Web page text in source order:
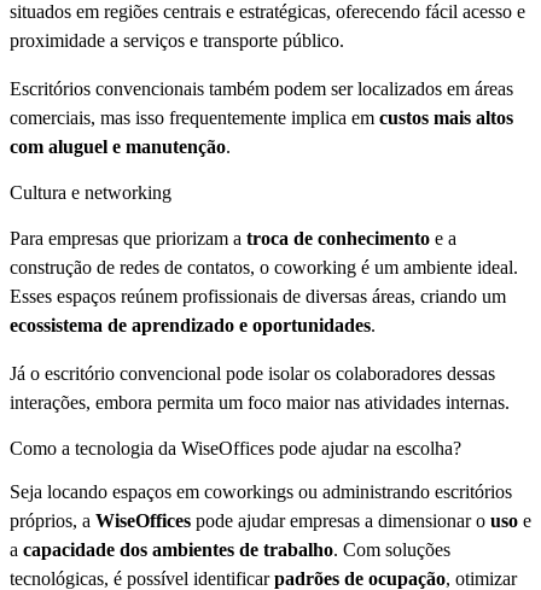
situados em regiões centrais e estratégicas, oferecendo fácil acesso e
proximidade a serviços e transporte público.
Escritórios convencionais também podem ser localizados em áreas
comerciais, mas isso frequentemente implica em custos mais altos
com aluguel e manutenção.
Cultura e networking
Para empresas que priorizam a troca de conhecimento e a
construção de redes de contatos, o coworking é um ambiente ideal.
Esses espaços reúnem profissionais de diversas áreas, criando um
ecossistema de aprendizado e oportunidades.
Já o escritório convencional pode isolar os colaboradores dessas
interações, embora permita um foco maior nas atividades internas.
Como a tecnologia da WiseOffices pode ajudar na escolha?
Seja locando espaços em coworkings ou administrando escritórios
próprios, a WiseOffices pode ajudar empresas a dimensionar o uso e
a capacidade dos ambientes de trabalho. Com soluções
tecnológicas, é possível identificarpadrões de ocupação, otimizar